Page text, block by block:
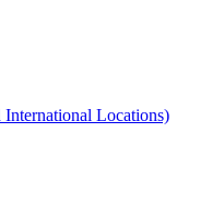
Locations)